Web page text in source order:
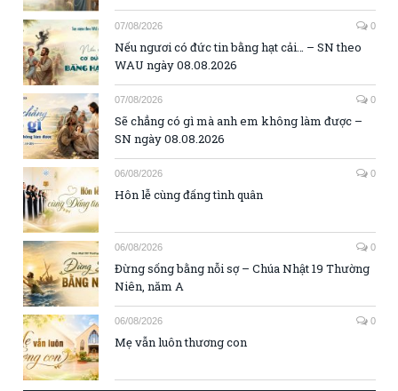
07/08/2026 0
Nếu ngươi có đức tin bằng hạt cải… – SN theo
WAU ngày 08.08.2026
07/08/2026 0
Sẽ chẳng có gì mà anh em không làm được –
SN ngày 08.08.2026
06/08/2026 0
Hôn lễ cùng đấng tình quân
06/08/2026 0
Đừng sống bằng nỗi sợ – Chúa Nhật 19 Thường
Niên, năm A
06/08/2026 0
Mẹ vẫn luôn thương con